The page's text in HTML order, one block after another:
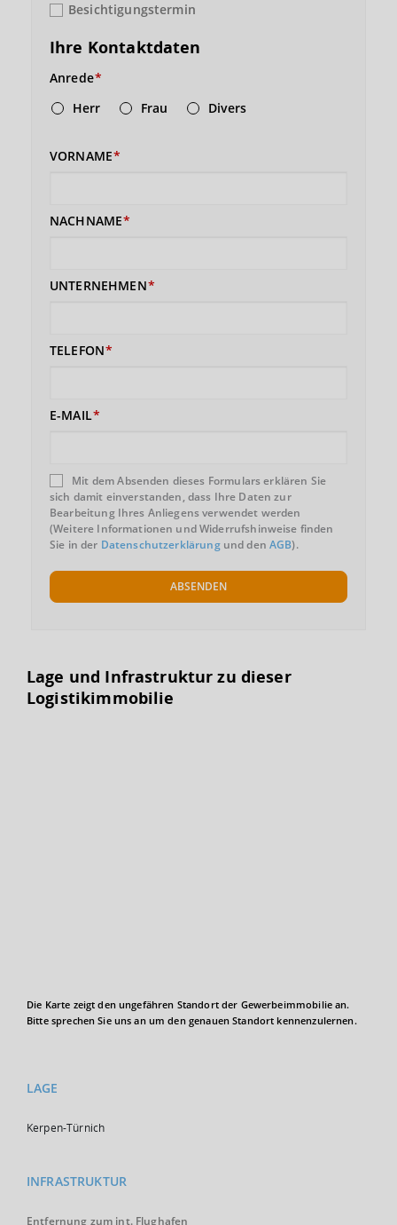
Besichtigungstermin
Ihre Kontaktdaten
Anrede
Herr
Frau Divers
VORNAME
NACHNAME
UNTERNEHMEN
TELEFON
E-MAIL
Mit dem Absenden dieses Formulars erklären Sie
sich damit einverstanden, dass Ihre Daten zur
Bearbeitung Ihres Anliegens verwendet werden
(Weitere Informationen und Widerrufshinweise finden
Sie in der Datenschutzerklärungund denAGB).
ABSENDEN
Lage und Infrastruktur zu dieser
Logistikimmobilie
Die Karte zeigt den ungefähren Standort der Gewerbeimmobilie an.
Bitte sprechen Sie uns an um den genauen Standort kennenzulernen.
LAGE
Kerpen-Türnich
INFRASTRUKTUR
Entfernung zum int. Flughafen